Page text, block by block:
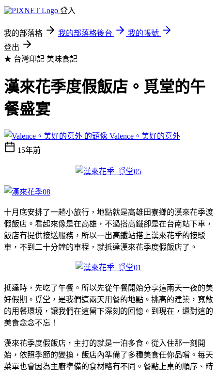
登入
我的部落格 我的部落格後台
我的帳號
登出
★ 台灣印記 美味食記
漢來花季度假飯店。覓堂的午
餐盛宴
Valence。美好的意外
15年前
十月底安排了一趟小旅行，地點就是高雄田寮鄉的漢來花季渡
假飯店。看起來像是在高雄，不過搭高鐵卻是在台南站下車，
飯店有提供接送服務，所以一出高鐵站搭上漢來花季的接駁
車，不到二十分鐘的車程，就抵達漢來花季度假飯店了。
抵達時，先吃了午餐。所以先從午餐開始分享這兩天一夜的美
好假期。覓堂，是我們這兩天用餐的地點。挑高的建築，寬敞
的用餐環境，讓我們在這留下深刻的回憶。到現在，還對這的
美食念念不忘！
漢來花季度假飯店，主打的就是一泊多食。從入住那一刻開
始，依照季節的變換，飯店內準備了多種美食任你品嚐。每天
菜單也會因為主廚準備的食材略有不同。餐點上桌的順序、時